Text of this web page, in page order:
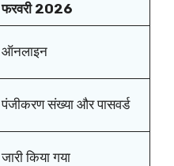
फरवरी 2026
ऑनलाइन
पंजीकरण संख्या और पासवर्ड
जारी किया गया